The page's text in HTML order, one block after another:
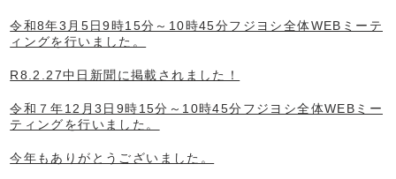
令和8年3月5日9時15分～10時45分フジヨシ全体WEBミーテ
ィングを行いました。
R8.2.27中日新聞に掲載されました！
令和７年12月3日9時15分～10時45分フジヨシ全体WEBミー
ティングを行いました。
今年もありがとうございました。